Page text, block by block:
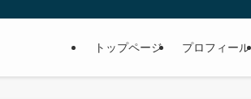
トップページ プロフィール